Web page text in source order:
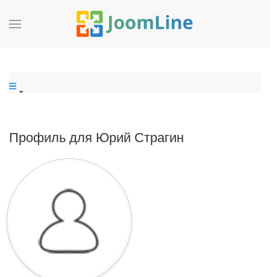
Профиль для Юрий Страгин